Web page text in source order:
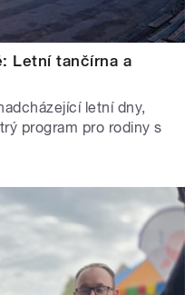
Letní tančírna a
letní dny,
program pro rodiny s